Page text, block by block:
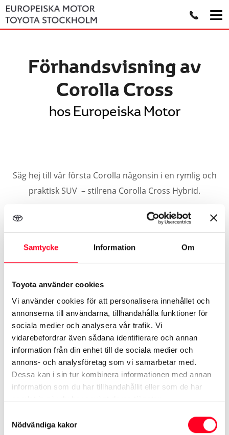
Samtycke Information Om
Toyota använder cookies
Vi använder cookies för att personalisera innehållet och
annonserna till användarna, tillhandahålla funktioner för
sociala medier och analysera vår trafik. Vi
vidarebefordrar även sådana identifierare och annan
information från din enhet till de sociala medier och
annons- och analysföretag som vi samarbetar med.
Dessa kan i sin tur kombinera informationen med annan
information som du har tillhandahållit eller som de har
samlat in när du har använt deras tjänster.
Nödvändiga kakor
Förhandsvisning av
Corolla Cross
hos Europeiska Motor
Säg hej till vår första Corolla någonsin i en rymlig och
praktisk SUV – stilrena Corolla Cross Hybrid.
Vill du klämma och känna på Toyota Corolla Cross lite
Rissne, 16/11 klockan 18:00 – 20:00
Anmäl dig i formuläret nedan.
Boka in din provkörning under kvällen och utför den
innan 31 december så har du även chans att vinna ett
presentkort på Yasuragi, värde 3.000 kr.
Förhandsvisning av Corolla Cross - Rissne